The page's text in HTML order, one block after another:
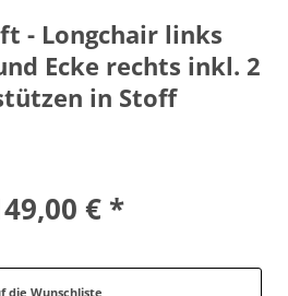
- Longchair links
Ecke rechts inkl. 2
in Stoff
€ *
die Wunschliste